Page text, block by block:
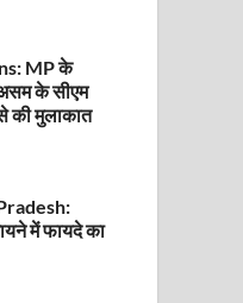
MP के
के सीएम
से की मुलाकात
में फायदे का